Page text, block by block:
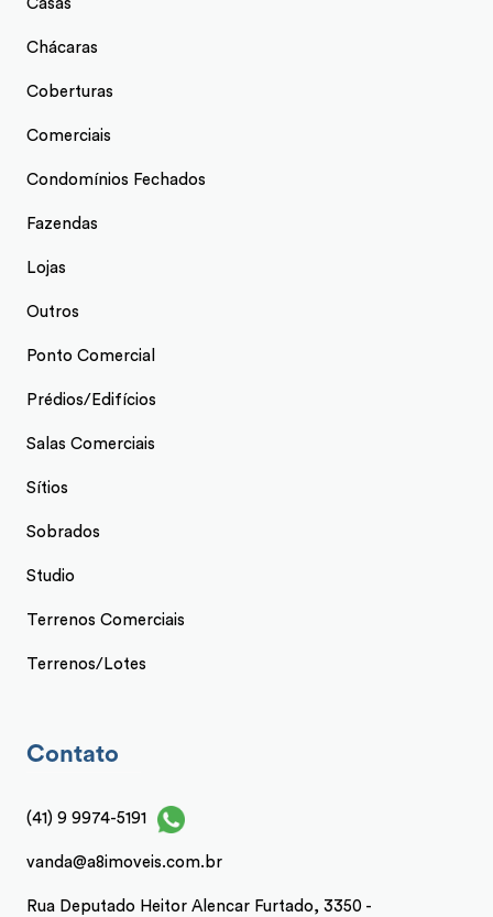
Casas
Chácaras
Coberturas
Comerciais
Condomínios Fechados
Fazendas
Lojas
Outros
Ponto Comercial
Prédios/Edifícios
Salas Comerciais
Sítios
Sobrados
Studio
Terrenos Comerciais
Terrenos/Lotes
Contato
(41) 9 9974-5191
vanda@a8imoveis.com.br
Rua Deputado Heitor Alencar Furtado, 3350 -